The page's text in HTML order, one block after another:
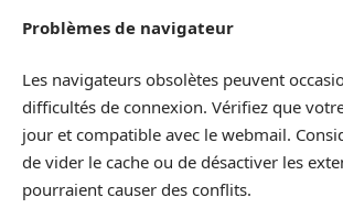
Problèmes de navigateur
Les navigateurs obsolètes peuvent
difficultés de connexion. Vérifiez que
jour et compatible avec le webmail.
de vider le cache ou de désactiver les
pourraient causer des conflits.